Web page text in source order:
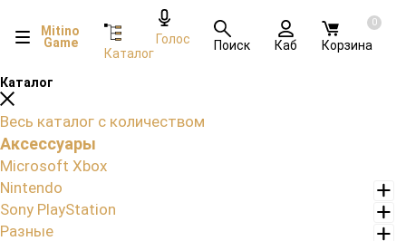
Mitino
Game
Каталог
Голос Поиск Каб
0
Корзина
Каталог
Весь каталог с количеством
Аксессуары
Microsoft Xbox
Nintendo
Sony PlayStation
Разные